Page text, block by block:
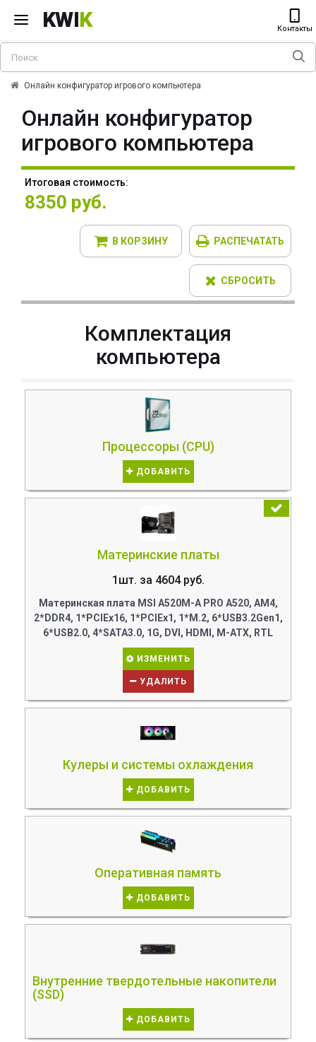
KWIK Контакты
Онлайн конфигуратор игрового компьютера
Онлайн конфигуратор
игрового компьютера
Итоговая стоимость:
8350 руб.
В КОРЗИНУ РАСПЕЧАТАТЬ
СБРОСИТЬ
Комплектация
компьютера
Процессоры (CPU)
ДОБАВИТЬ
Материнские платы
1шт. за 4604 руб.
Материнская плата MSI A520M-A PRO A520, AM4,
2*DDR4, 1*PCIEx16, 1*PCIEx1, 1*M.2, 6*USB3.2Gen1,
6*USB2.0, 4*SATA3.0, 1G, DVI, HDMI, M-ATX, RTL
ИЗМЕНИТЬ
УДАЛИТЬ
Кулеры и системы охлаждения
ДОБАВИТЬ
Оперативная память
ДОБАВИТЬ
Внутренние твердотельные накопители
(SSD)
ДОБАВИТЬ